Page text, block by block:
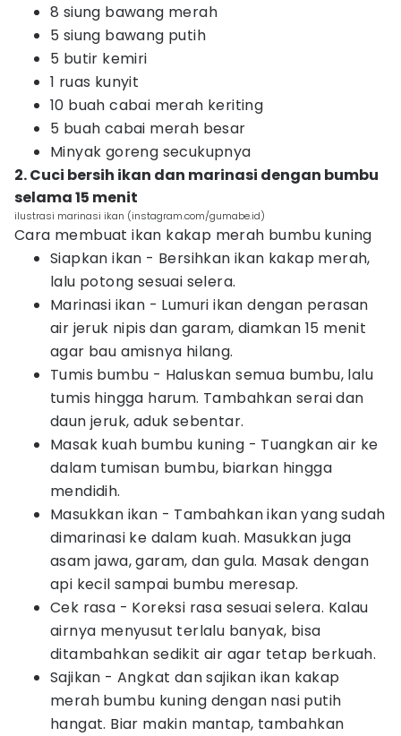
8 siung bawang merah
5 siung bawang putih
5 butir kemiri
1 ruas kunyit
10 buah cabai merah keriting
5 buah cabai merah besar
Minyak goreng secukupnya
2. Cuci bersih ikan dan marinasi dengan bumbu
selama 15 menit
ilustrasi marinasi ikan (instagram.com/gumabe.id)
Cara membuat ikan kakap merah bumbu kuning
Siapkan ikan - Bersihkan ikan kakap merah,
lalu potong sesuai selera.
Marinasi ikan - Lumuri ikan dengan perasan
air jeruk nipis dan garam, diamkan 15 menit
agar bau amisnya hilang.
Tumis bumbu - Haluskan semua bumbu, lalu
tumis hingga harum. Tambahkan serai dan
daun jeruk, aduk sebentar.
Masak kuah bumbu kuning - Tuangkan air ke
dalam tumisan bumbu, biarkan hingga
mendidih.
Masukkan ikan - Tambahkan ikan yang sudah
dimarinasi ke dalam kuah. Masukkan juga
asam jawa, garam, dan gula. Masak dengan
api kecil sampai bumbu meresap.
Cek rasa - Koreksi rasa sesuai selera. Kalau
airnya menyusut terlalu banyak, bisa
ditambahkan sedikit air agar tetap berkuah.
Sajikan - Angkat dan sajikan ikan kakap
merah bumbu kuning dengan nasi putih
hangat. Biar makin mantap, tambahkan